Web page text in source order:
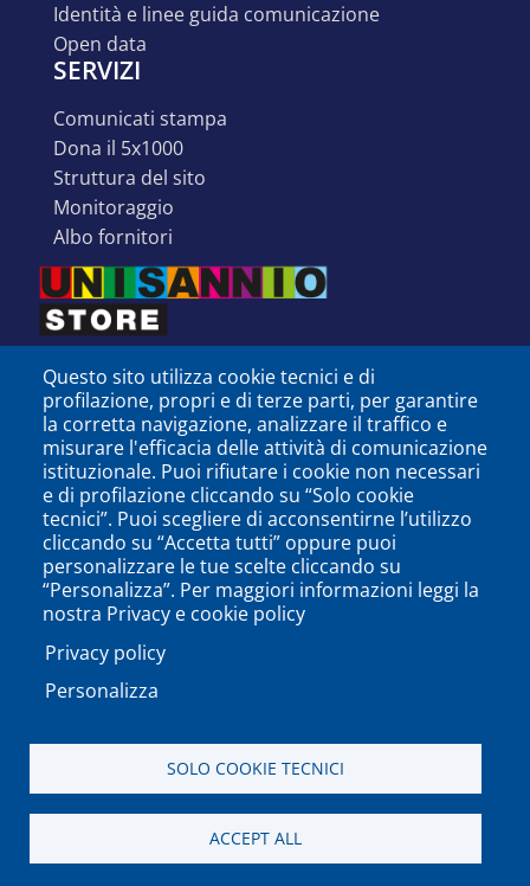
identità e linee guida comunicazione
open data
SERVIZI
comunicati stampa
dona il 5x1000
struttura del sito
monitoraggio
albo fornitori
SEGUICI SU
PODCAST
Questo sito utilizza cookie tecnici e di
profilazione, propri e di terze parti, per garantire
la corretta navigazione, analizzare il traffico e
misurare l'efficacia delle attività di comunicazione
istituzionale. Puoi rifiutare i cookie non necessari
e di profilazione cliccando su “Solo cookie
tecnici”. Puoi scegliere di acconsentirne l’utilizzo
cliccando su “Accetta tutti” oppure puoi
personalizzare le tue scelte cliccando su
“Personalizza”. Per maggiori informazioni leggi la
nostra Privacy e cookie policy
Privacy policy
Personalizza
SOLO COOKIE TECNICI
ACCEPT ALL
Università degli Studi del Sannio di Benevento - Piazza
Guerrazzi, 82100 Benevento, ITALY P.IVA: 01114010620